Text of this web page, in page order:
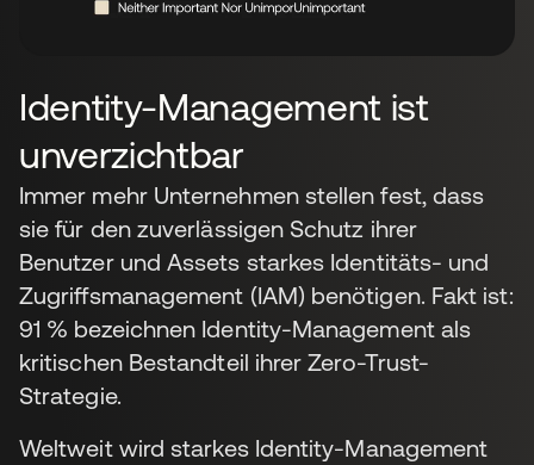
Identity-Management ist
unverzichtbar
Immer mehr Unternehmen stellen fest, dass
sie für den zuverlässigen Schutz ihrer
Benutzer und Assets starkes Identitäts- und
Zugriffsmanagement (IAM) benötigen. Fakt ist:
91 % bezeichnen Identity-Management als
kritischen Bestandteil ihrer Zero-Trust-
Strategie.
Weltweit wird starkes Identity-Management